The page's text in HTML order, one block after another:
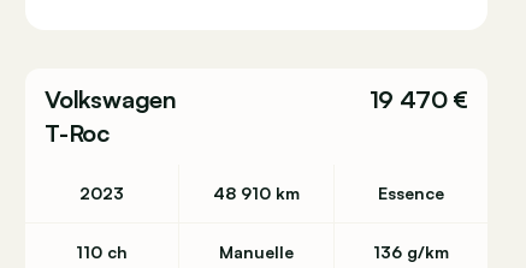
Volkswagen
T-Roc
19 470 €
2023 48 910 km Essence
110 ch Manuelle 136 g/km